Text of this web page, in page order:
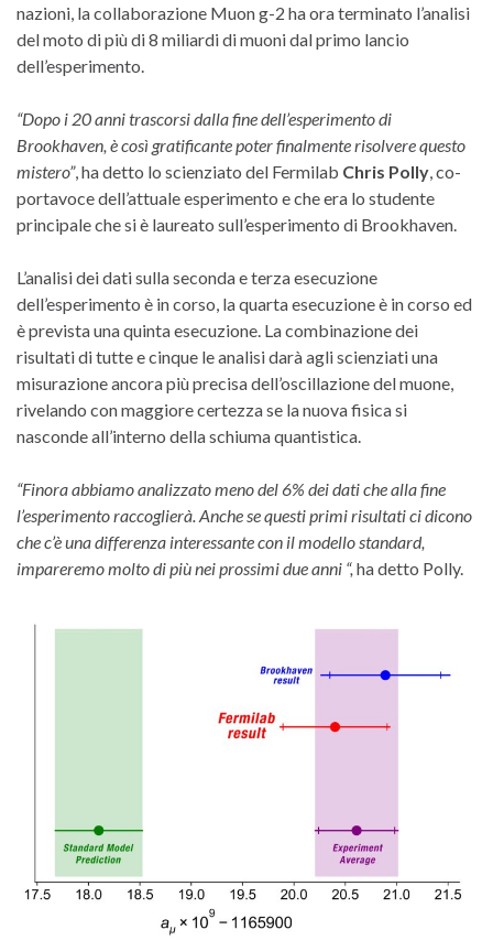
nazioni, la collaborazione Muon g-2 ha ora terminato l’analisi
del moto di più di 8 miliardi di muoni dal primo lancio
dell’esperimento.
“Dopo i 20 anni trascorsi dalla fine dell’esperimento di
Brookhaven, è così gratificante poter finalmente risolvere questo
mistero”, ha detto lo scienziato del Fermilab Chris Polly, co-
portavoce dell’attuale esperimento e che era lo studente
principale che si è laureato sull’esperimento di Brookhaven.
L’analisi dei dati sulla seconda e terza esecuzione
dell’esperimento è in corso, la quarta esecuzione è in corso ed
è prevista una quinta esecuzione. La combinazione dei
risultati di tutte e cinque le analisi darà agli scienziati una
misurazione ancora più precisa dell’oscillazione del muone,
rivelando con maggiore certezza se la nuova fisica si
nasconde all’interno della schiuma quantistica.
“Finora abbiamo analizzato meno del 6% dei dati che alla fine
l’esperimento raccoglierà. Anche se questi primi risultati ci dicono
che c’è una differenza interessante con il modello standard,
impareremo molto di più nei prossimi due anni “, ha detto Polly.